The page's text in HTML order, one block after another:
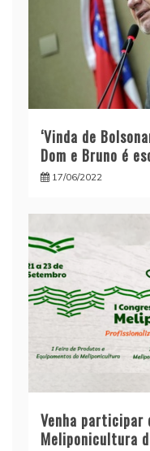
‘Vinda de
Dom e Bruno é
17/06/2022
Venha participar
Meliponicultura